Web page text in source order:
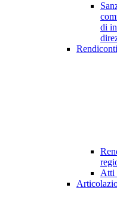
di
Atti